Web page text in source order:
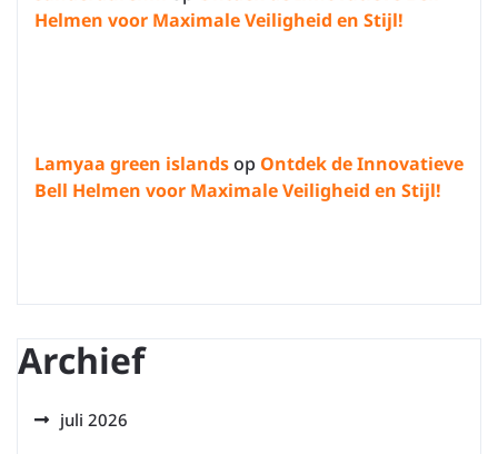
Helmen voor Maximale Veiligheid en Stijl!
Lamyaa green islandsop Ontdek de Innovatieve
Bell Helmen voor Maximale Veiligheid en Stijl!
Archief
juli 2026